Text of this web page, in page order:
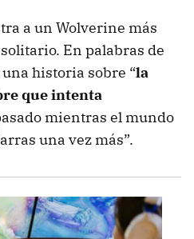
a un Wolverine más
En palabras de
historia sobre “la
que intenta
mientras el mundo
una vez más”.